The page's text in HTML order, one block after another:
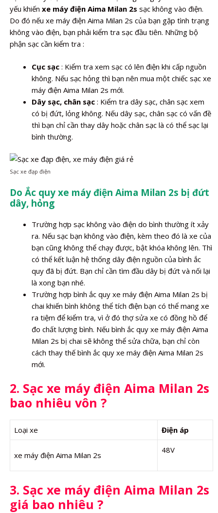
yếu khiến xe máy điện Aima Milan 2s sạc không vào điện.
Do đó nếu xe máy điện Aima Milan 2s của bạn gặp tình trạng
không vào điện, bạn phải kiểm tra sạc đầu tiên. Những bộ
phận sạc cần kiểm tra :
Cục sạc : Kiểm tra xem sạc có lên điện khi cấp nguồn
không. Nếu sạc hỏng thì bạn nên mua một chiếc sạc xe
máy điện Aima Milan 2s mới.
Dây sạc, chân sạc : Kiểm tra dây sạc, chân sạc xem
có bị đứt, lỏng không. Nếu dây sạc, chân sạc có vấn đề
thì bạn chỉ cần thay dây hoặc chân sạc là có thể sạc lại
bình thường.
Sạc xe đạp điện
Do Ắc quy xe máy điện Aima Milan 2s bị đứt
dây, hỏng
Trường hợp sạc không vào điện do bình thường ít xảy
ra. Nếu sạc bạn không vào điện, kèm theo đó là xe của
bạn cũng không thể chạy được, bật khóa không lên. Thì
có thể kết luận hệ thống dây điện nguồn của bình ắc
quy đã bị đứt. Bạn chỉ cần tìm đầu dây bị đứt và nối lại
là xong bạn nhé.
Trường hợp bình ắc quy xe máy điện Aima Milan 2s bị
chai khiến bình không thể tích điện bạn có thể mang xe
ra tiệm để kiểm tra, vì ở đó thợ sửa xe có đồng hồ để
đo chất lượng bình. Nếu bình ắc quy xe máy điện Aima
Milan 2s bị chai sẽ không thể sửa chữa, bạn chỉ còn
cách thay thế bình ắc quy xe máy điện Aima Milan 2s
mới.
2. Sạc xe máy điện Aima Milan 2s
bao nhiêu vôn ?
Loại xe Điện áp
xe máy điện Aima Milan 2s
48V
3. Sạc xe máy điện Aima Milan 2s
giá bao nhiêu ?